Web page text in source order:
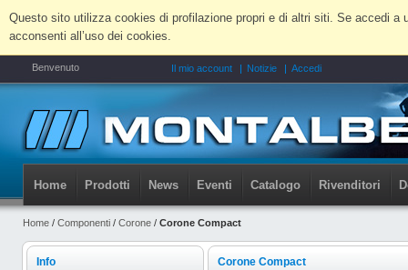
Questo sito utilizza cookies di profilazione propri e di altri siti. Se accedi a
acconsenti all’uso dei cookies.
Benvenuto Il mio account Notizie Accedi
Home Prodotti News Eventi Catalogo Rivenditori
Home / Componenti / Corone / Corone Compact
Corone Compact
Info